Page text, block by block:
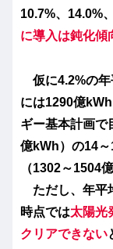
10.7%、14.0%
に導入は鈍化傾
仮に4.2%の年
には1290億
ギー基本計画で
億kWh）の14
（1302～1504
ただし、年平
時点では太陽光
クリアできない